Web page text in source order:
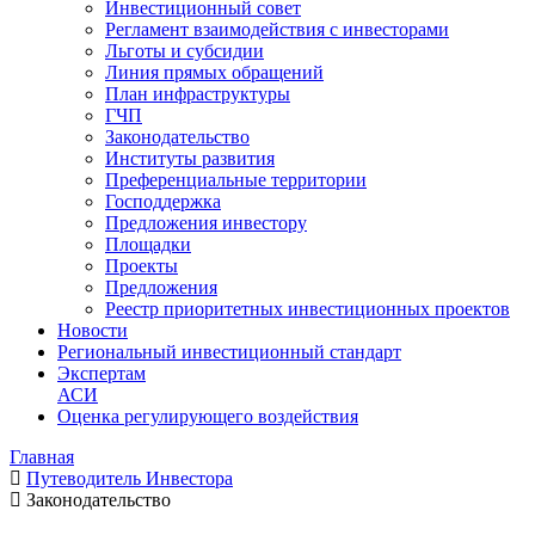
Инвестиционный совет
Регламент взаимодействия с инвесторами
Льготы и субсидии
Линия прямых обращений
План инфраструктуры
ГЧП
Законодательство
Институты развития
Преференциальные территории
Господдержка
Предложения инвестору
Площадки
Проекты
Предложения
Реестр приоритетных инвестиционных проектов
Новости
Региональный инвестиционный стандарт
Экспертам
АСИ
Оценка регулирующего воздействия
Главная
Путеводитель Инвестора
Законодательство